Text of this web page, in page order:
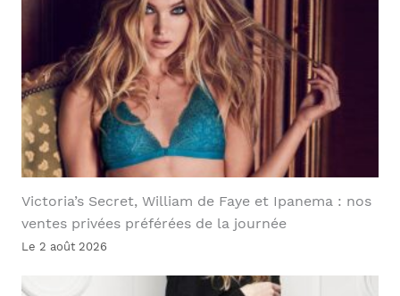
Victoria’s Secret, William de Faye et Ipanema : nos
ventes privées préférées de la journée
Le 2 août 2026